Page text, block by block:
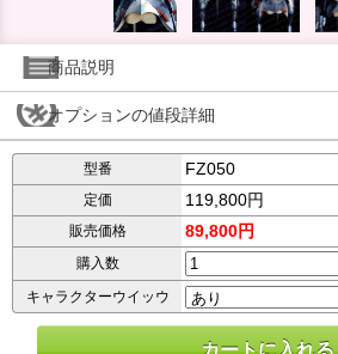
商品説明
オプションの値段詳細
型番 FZ050
定価 119,800円
販売価格 89,800円
購入数
キャラクターウイッウ